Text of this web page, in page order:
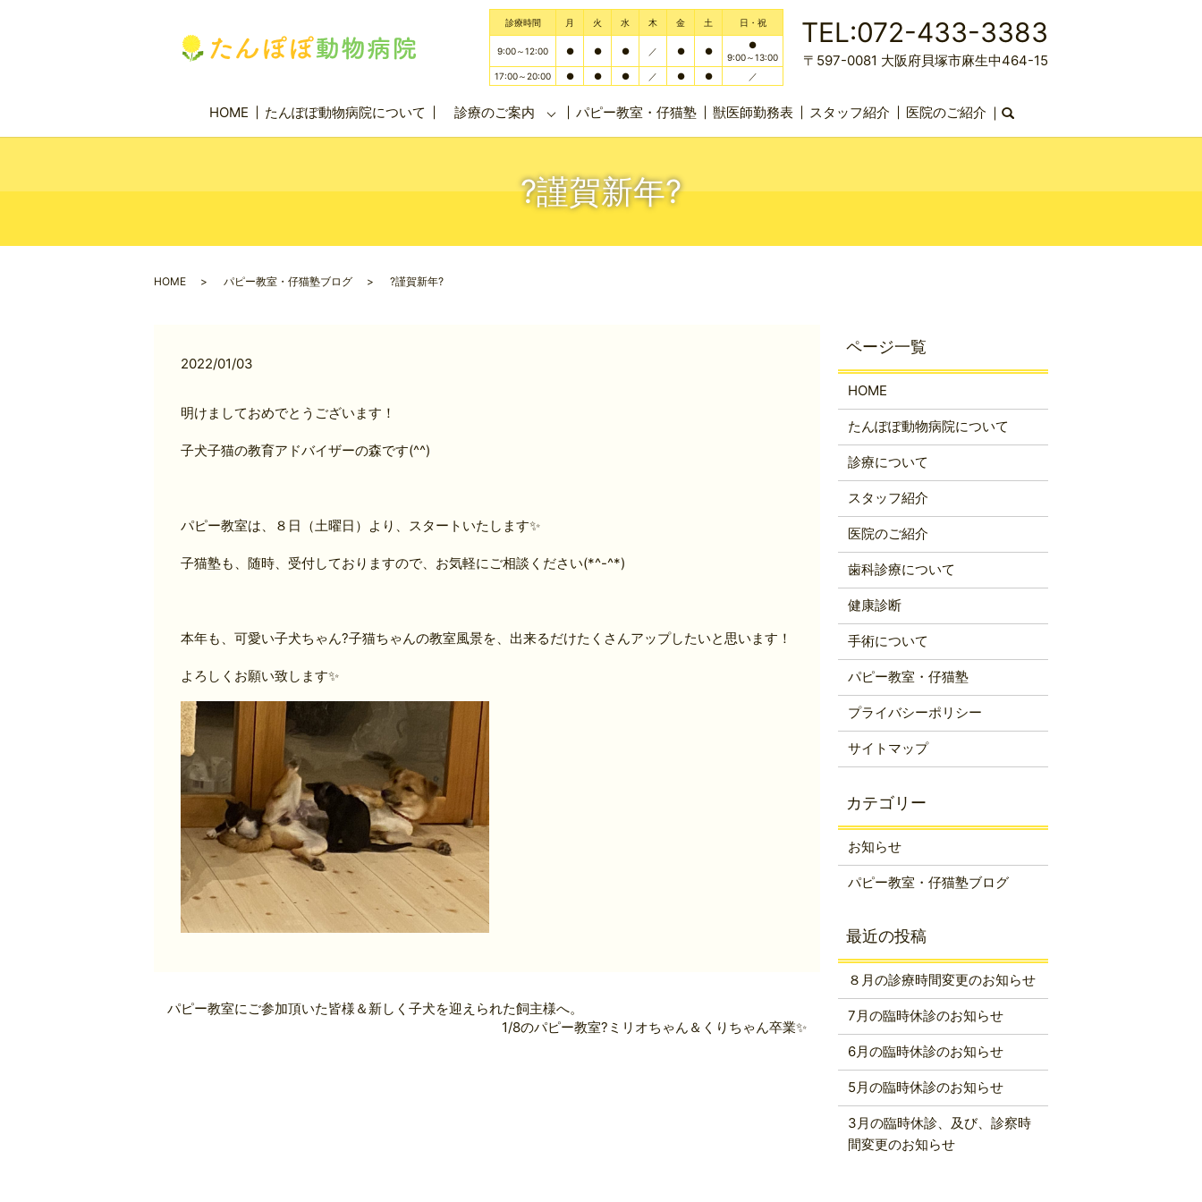
HOME たんぽぽ動物病院について 診療のご案内 パピー教室・仔猫塾 獣医師勤務表 スタッフ紹介 医院のご紹介 search
診療時間 月 火 水 木 金 土 日・祝
9:00～12:00 ● ● ● ／ ● ●
●
9:00～13:00
17:00～20:00
● ● ● ／ ● ● ／
TEL:072-433-3383
〒597-0081 大阪府貝塚市麻生中464-15
?謹賀新年?
HOME パピー教室・仔猫塾ブログ ?謹賀新年?
2022/01/03
明けましておめでとうございます！
子犬子猫の教育アドバイザーの森です(^^)
パピー教室は、８日（土曜日）より、スタートいたします✨
子猫塾も、随時、受付しておりますので、お気軽にご相談ください(*^-^*)
本年も、可愛い子犬ちゃん?子猫ちゃんの教室風景を、出来るだけたくさんアップしたいと思います！
よろしくお願い致します✨
パピー教室にご参加頂いた皆様＆新しく子犬を迎えられた飼主様へ。
1/8のパピー教室?ミリオちゃん＆くりちゃん卒業✨
HOME
たんぽぽ動物病院について
診療について
スタッフ紹介
医院のご紹介
歯科診療について
健康診断
手術について
パピー教室・仔猫塾
プライバシーポリシー
サイトマップ
お知らせ
パピー教室・仔猫塾ブログ
８月の診療時間変更のお知らせ
7月の臨時休診のお知らせ
6月の臨時休診のお知らせ
5月の臨時休診のお知らせ
3月の臨時休診、及び、診察時
間変更のお知らせ